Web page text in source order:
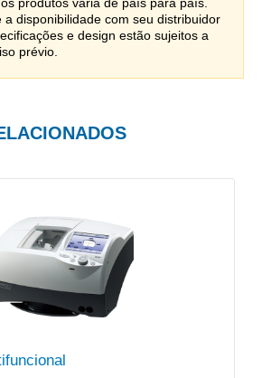
a disponibilidade com seu distribuidor
e design estão sujeitos a
prévio.